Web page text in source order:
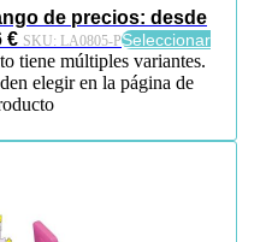
de precios: desde
€ SKU: LA0805-PSeleccionar
tiene múltiples variantes.
elegir en la página de